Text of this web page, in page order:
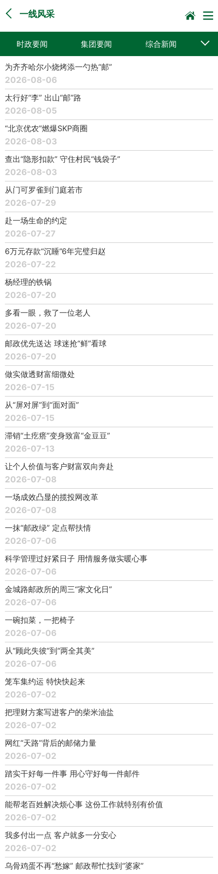
一线风采
时政要闻 集团要闻 综合新闻
媒体聚焦 党建动态
科技创新
集邮报道
为齐齐哈尔小烧烤添一勺热“邮”
2026-08-06
太行好“李” 出山“邮”路
2026-08-05
“北京优农”燃爆SKP商圈
2026-08-03
查出“隐形扣款” 守住村民“钱袋子”
2026-08-03
从门可罗雀到门庭若市
2026-07-29
赴一场生命的约定
2026-07-27
6万元存款“沉睡”6年完璧归赵
2026-07-22
杨经理的铁锅
2026-07-20
多看一眼，救了一位老人
2026-07-20
邮政优先送达 球迷抢“鲜”看球
2026-07-20
做实做透财富细微处
2026-07-15
从“屏对屏”到“面对面”
2026-07-15
滞销“土疙瘩”变身致富“金豆豆”
2026-07-13
让个人价值与客户财富双向奔赴
2026-07-08
一场成效凸显的揽投网改革
2026-07-08
一抹“邮政绿” 定点帮扶情
2026-07-06
科学管理过好紧日子 用情服务做实暖心事
2026-07-06
金城路邮政所的周三“家文化日”
2026-07-06
一碗扣菜，一把椅子
2026-07-06
从“顾此失彼”到“两全其美”
2026-07-06
笼车集约运 特快快起来
2026-07-02
把理财方案写进客户的柴米油盐
2026-07-02
网红“天路”背后的邮储力量
2026-07-02
踏实干好每一件事 用心守好每一件邮件
2026-07-02
能帮老百姓解决烦心事 这份工作就特别有价值
2026-07-02
我多付出一点 客户就多一分安心
2026-07-02
乌骨鸡蛋不再“愁嫁” 邮政帮忙找到“婆家”